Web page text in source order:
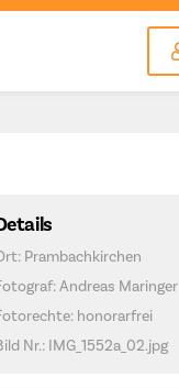
Prambachkirchen
Andreas Maringer
honorarfrei
Nr.: IMG_1552a_02.jpg